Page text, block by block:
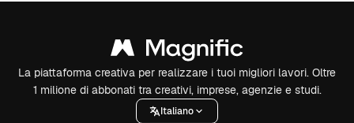
La piattaforma creativa per realizzare i tuoi migliori lavori. Oltre
1 milione di abbonati tra creativi, imprese, agenzie e studi.
Italiano